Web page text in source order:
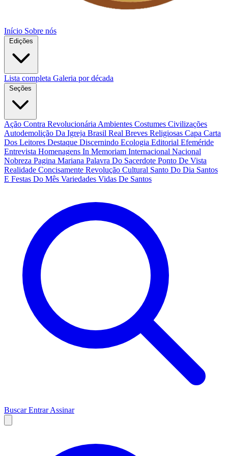
Início Sobre nós
Edições
Lista completa Galeria por década
Seções
Ação Contra Revolucionária Ambientes Costumes Civilizações
Autodemolição Da Igreja Brasil Real Breves Religiosas Capa Carta
Dos Leitores Destaque Discernindo Ecologia Editorial Efeméride
Entrevista Homenagens In Memoriam Internacional Nacional
Nobreza Pagina Mariana Palavra Do Sacerdote Ponto De Vista
Realidade Concisamente Revolução Cultural Santo Do Dia Santos
E Festas Do Mês Variedades Vidas De Santos
BuscarEntrarAssinar